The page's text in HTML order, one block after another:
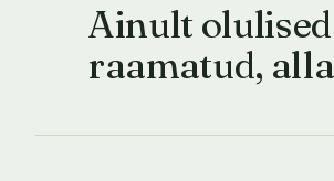
Ainult
raamatud,